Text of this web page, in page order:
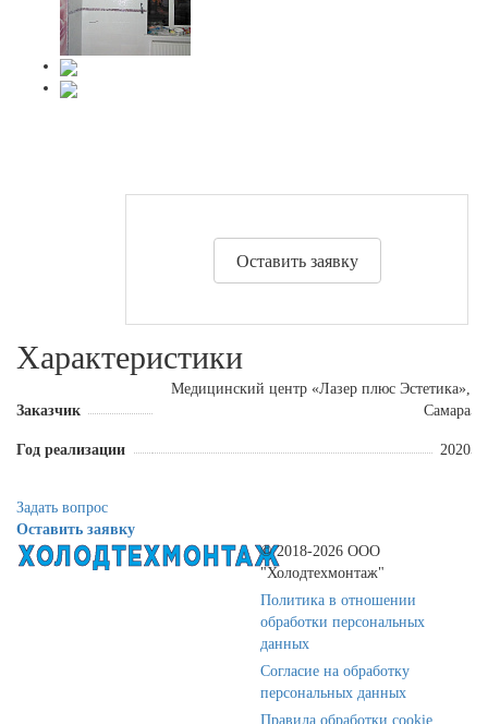
Оставить заявку
Характеристики
Заказчик
Медицинский центр «Лазер плюс Эстетика»,
Самара
Год реализации 2020
Задать вопрос
Оставить заявку
© 2018-2026 ООО
"Холодтехмонтаж"
Политика в отношении
обработки персональных
данных
Согласие на обработку
персональных данных
Правила обработки cookie